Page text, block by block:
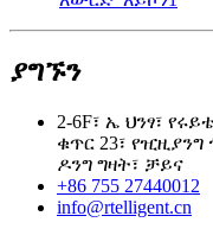
ያግኙን
2-6F፣ ኤ ህንፃ፣
ቁጥር 23፣ የዢዚያንግ
ዶንግ ግዛት፣ ቻይና
+86 755 27440012
info@rtelligent.cn